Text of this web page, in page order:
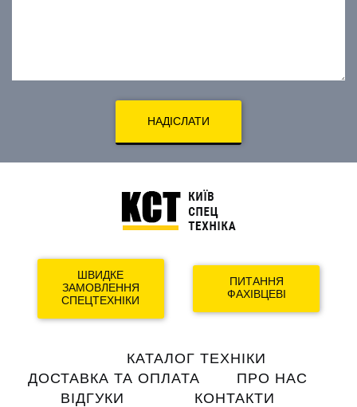
НАДІСЛАТИ
ШВИДКЕ
ЗАМОВЛЕННЯ
СПЕЦТЕХНІКИ
ПИТАННЯ
ФАХІВЦЕВІ
navigation
КАТАЛОГ ТЕХНІКИ
ДОСТАВКА ТА ОПЛАТА
ПРО НАС
ВІДГУКИ
КОНТАКТИ